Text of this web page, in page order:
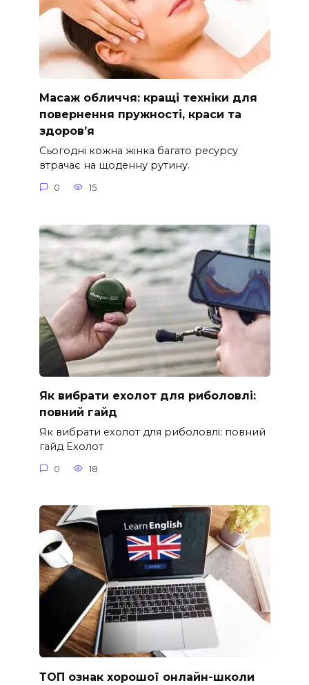
Масаж обличчя: кращі техніки для
повернення пружності, краси та
здоров’я
Сьогодні кожна жінка багато ресурсу
втрачає на щоденну рутину.
0 15
Як вибрати ехолот для риболовлі:
повний гайд
Як вибрати ехолот для риболовлі: повний
гайд Ехолот
0 18
ТОП ознак хорошої онлайн-школи